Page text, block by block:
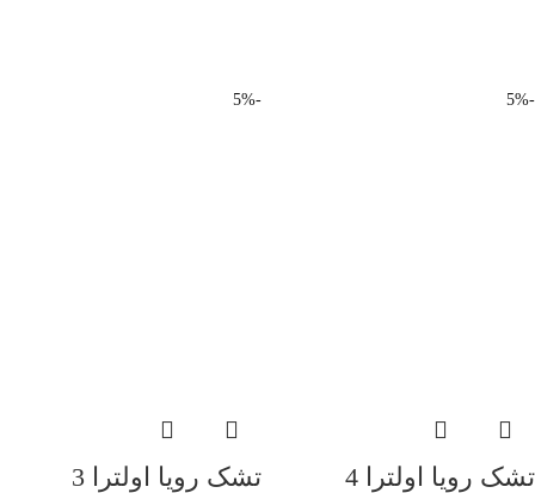
-5%
تشک رویا اولترا 4
-5%
تشک رویا اولترا 3